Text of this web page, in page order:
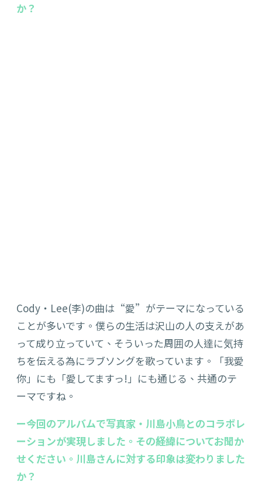
か？
Cody・Lee(李)の曲は“愛”がテーマになっている
ことが多いです。僕らの生活は沢山の人の支えがあ
って成り立っていて、そういった周囲の人達に気持
ちを伝える為にラブソングを歌っています。「我愛
你」にも「愛してますっ!」にも通じる、共通のテ
ーマですね。
ー今回のアルバムで写真家・川島小鳥とのコラボレ
ーションが実現しました。その経緯についてお聞か
せください。川島さんに対する印象は変わりました
か？